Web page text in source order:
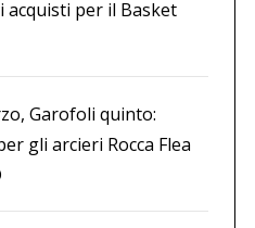
acquisti per il Basket
Garofoli quinto:
gli arcieri Rocca Flea